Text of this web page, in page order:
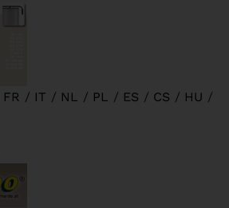
FR / IT / NL / PL / ES / CS / HU /